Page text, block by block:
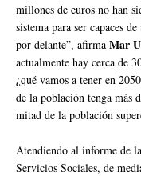
millones de euros no han
sistema para ser capaces
por delante”, afirma Mar
actualmente hay cerca de
¿qué vamos a tener en
de la población tenga más
mitad de la población
Atendiendo al informe de
Servicios Sociales, de